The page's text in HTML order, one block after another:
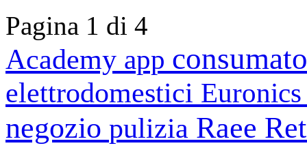
Pagina 1 di 4
Academy app
elettrodomestici
negozio pulizia Raee